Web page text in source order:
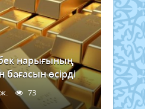
нарығының
бағасын өсірді
73